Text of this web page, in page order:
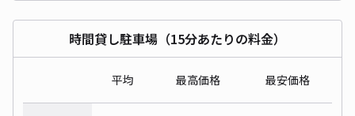
時間貸し駐車場（15分あたりの料金）
平均 最高価格 最安価格